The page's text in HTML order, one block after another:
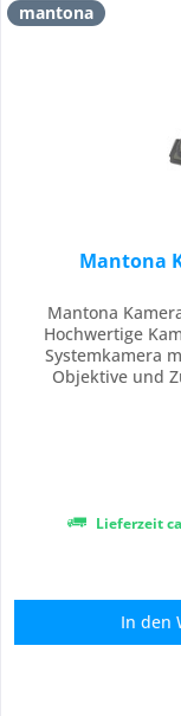
mantona
Mantona
Mantona
Hochwertige
Systemkamera
Objektive und
und
Lieferzeit
In den